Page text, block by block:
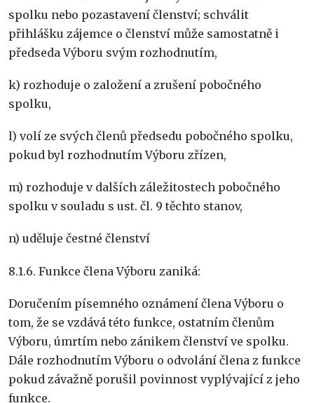
spolku nebo pozastavení členství; schválit
přihlášku zájemce o členství může samostatně i
předseda Výboru svým rozhodnutím,
k) rozhoduje o založení a zrušení pobočného
spolku,
l) volí ze svých členů předsedu pobočného spolku,
pokud byl rozhodnutím Výboru zřízen,
m) rozhoduje v dalších záležitostech pobočného
spolku v souladu s ust. čl. 9 těchto stanov,
n) uděluje čestné členství
8.1.6. Funkce člena Výboru zaniká:
Doručením písemného oznámení člena Výboru o
tom, že se vzdává této funkce, ostatním členům
Výboru, úmrtím nebo zánikem členství ve spolku.
Dále rozhodnutím Výboru o odvolání člena z funkce
pokud závažně porušil povinnost vyplývající z jeho
funkce.